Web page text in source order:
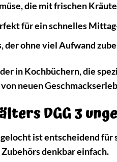
die mit frischen
für ein schnelles
der ohne viel Aufwand
in Kochbüchern, die
neuen
DGG 3
ist entscheidend für
denkbar einfach.